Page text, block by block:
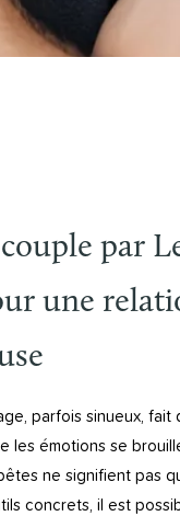
par
une
parfois sinueux,
les émotions se
ne signifient pas
concrets, il est